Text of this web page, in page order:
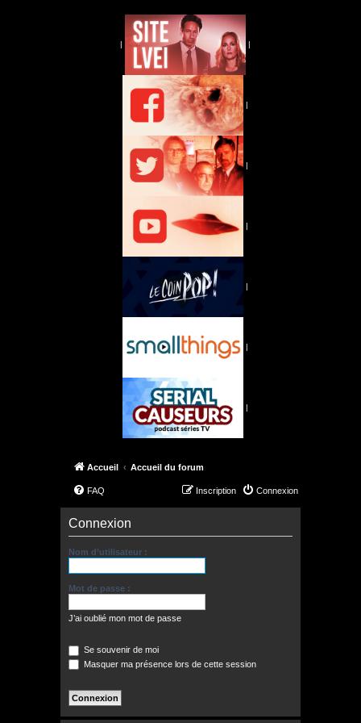
| |
|
|
|
|
|
|
Accueil Accueil du forum
FAQ Connexion
Inscription
Connexion
Nom d’utilisateur :
Mot de passe :
J’ai oublié mon mot de passe
Se souvenir de moi
Masquer ma présence lors de cette session